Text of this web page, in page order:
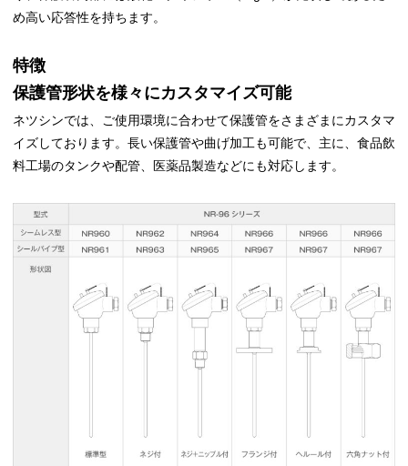
め高い応答性を持ちます。
特徴
保護管形状を様々にカスタマイズ可能
ネツシンでは、ご使用環境に合わせて保護管をさまざまにカスタマ
イズしております。長い保護管や曲げ加工も可能で、主に、食品飲
料工場のタンクや配管、医薬品製造などにも対応します。